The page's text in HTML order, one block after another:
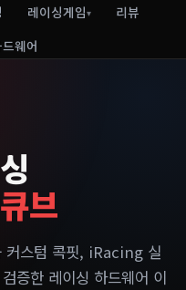
레이싱게임▾
리뷰
웨어
브
커스텀 콕핏, iRacing 실
증한 레이싱 하드웨어 이